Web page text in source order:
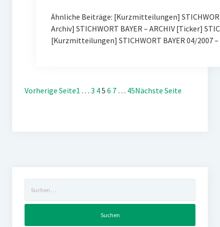
Ähnliche Beiträge: [Kurzmitteilungen]
Archiv] STICHWORT BAYER – ARCHIV [Ticker]
[Kurzmitteilungen] STICHWORT BAYER 04/2007
Vorherige Seite1 … 3 45 6 7 … 45Nächste Seite
nach: